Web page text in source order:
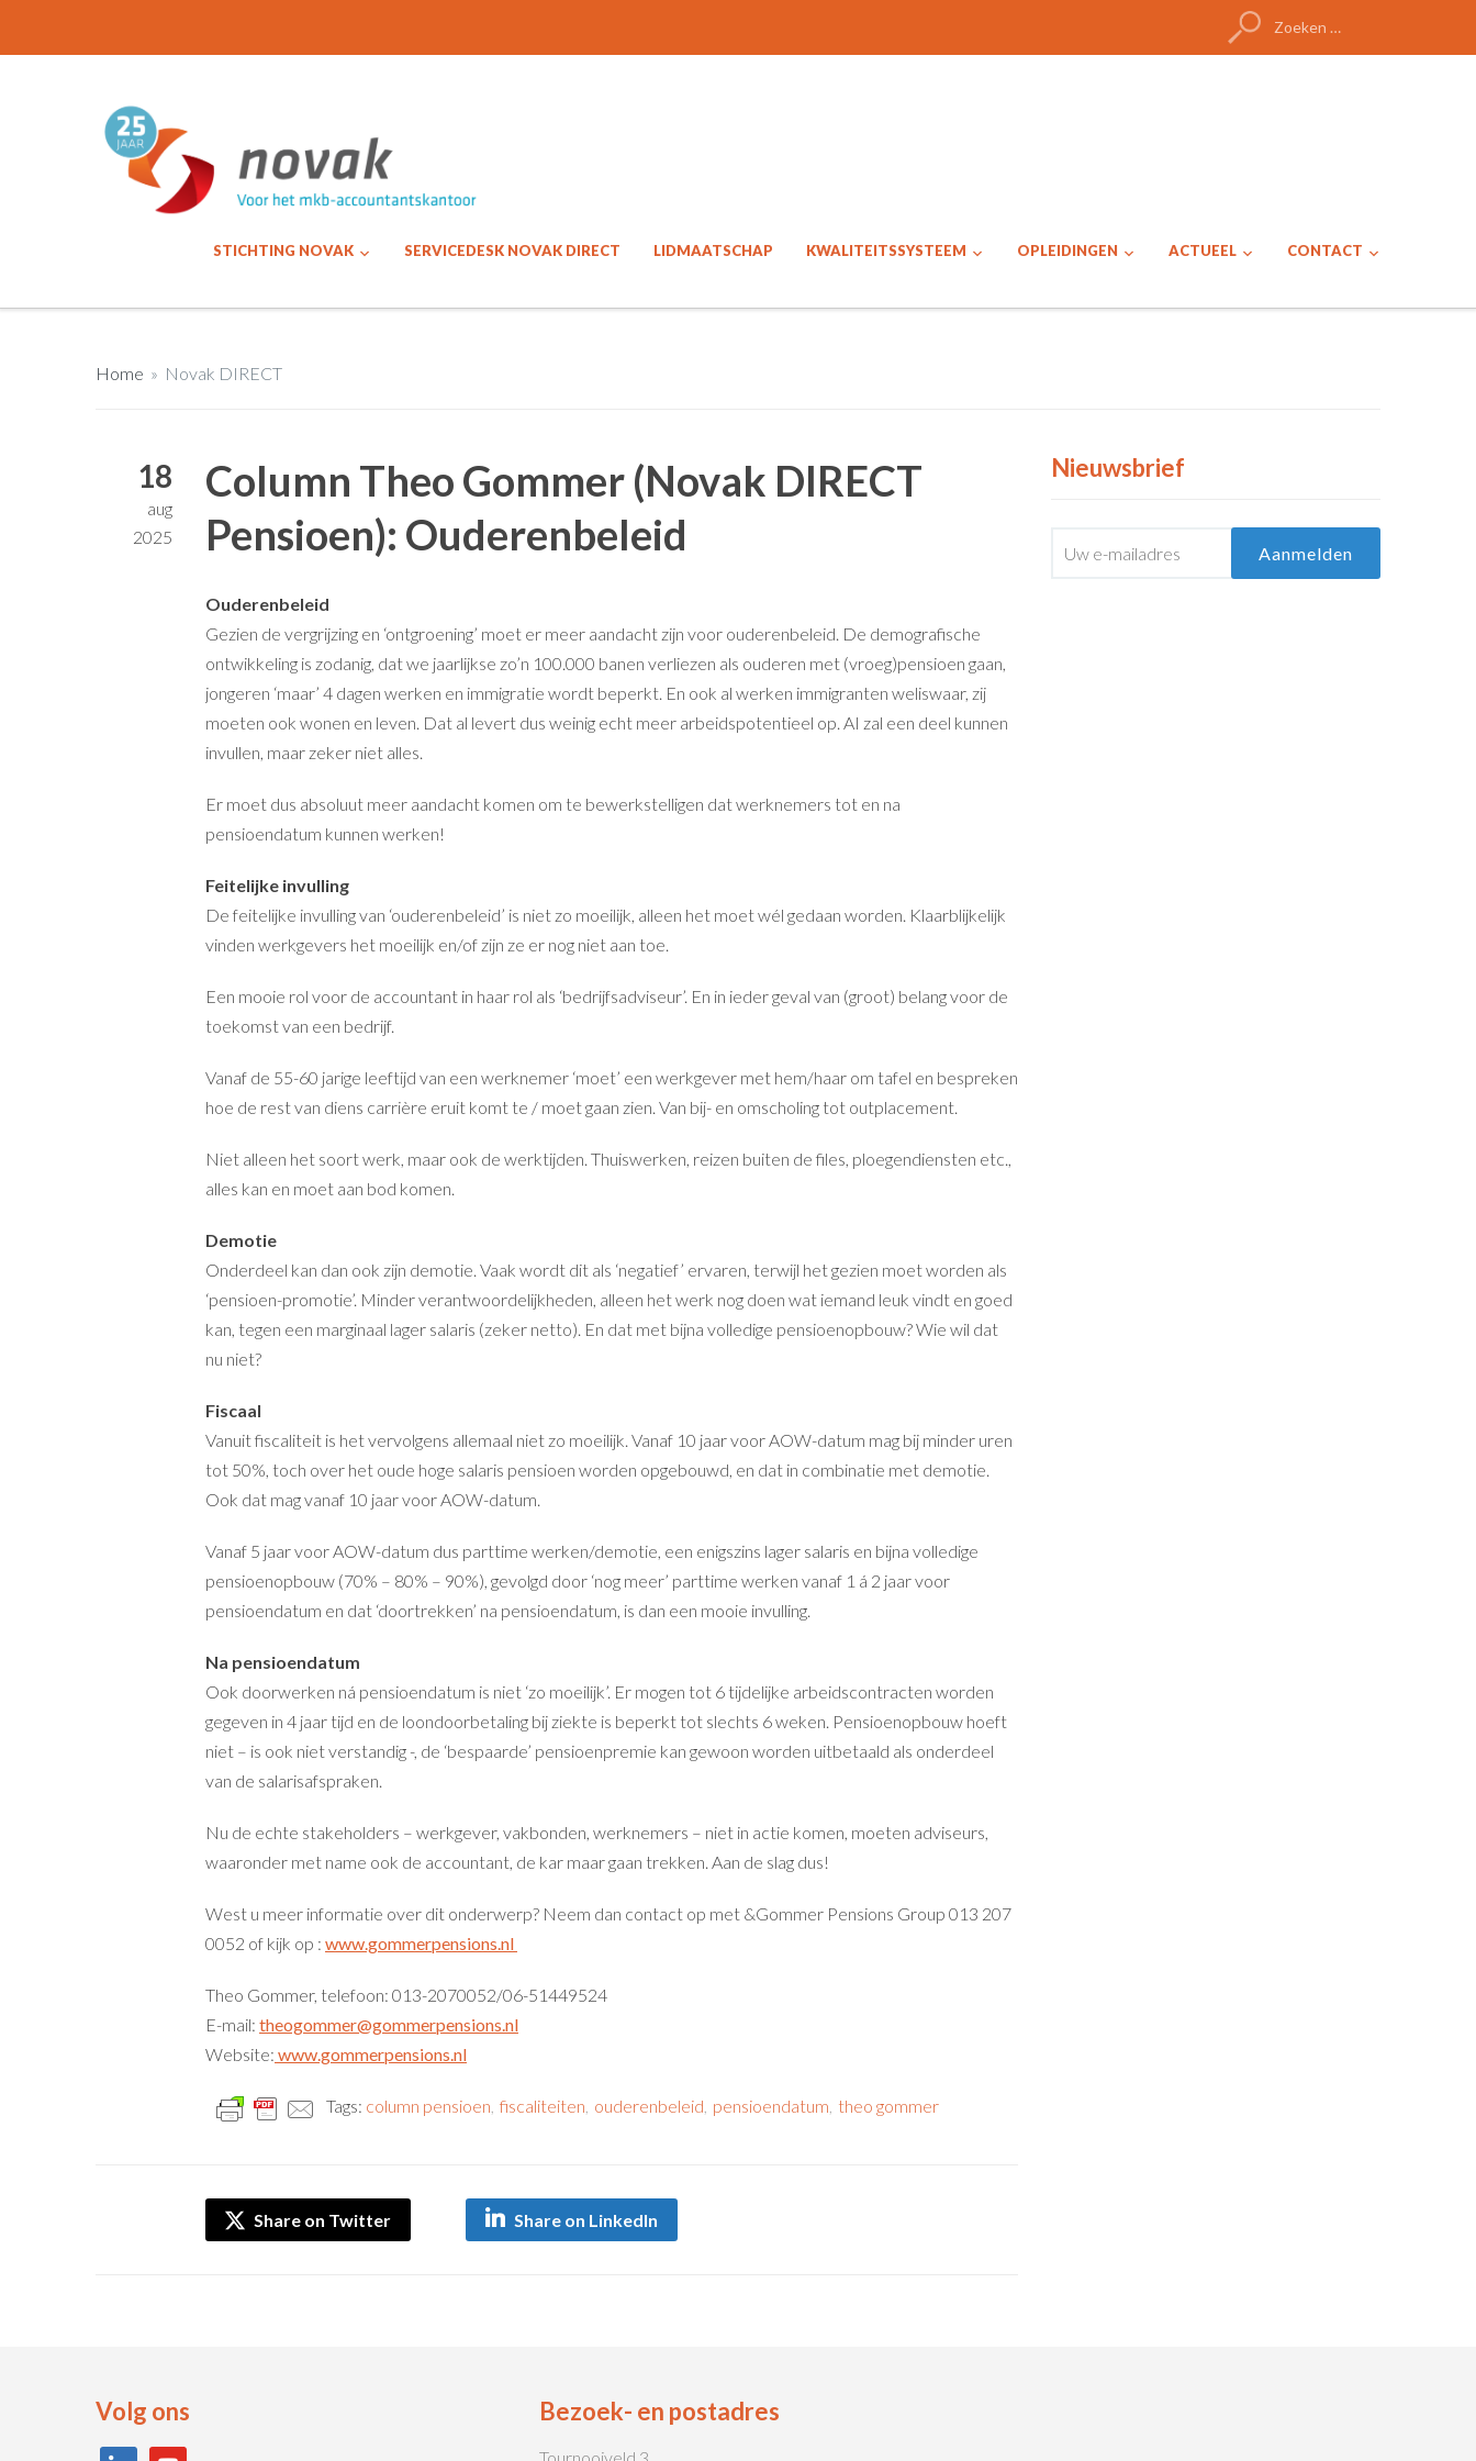
Zoeken
naar:
STICHTING NOVAK SERVICEDESK NOVAK DIRECT LIDMAATSCHAP KWALITEITSSYSTEEM OPLEIDINGEN ACTUEEL CONTACT
Home » Novak DIRECT
18
aug
2025
Column Theo Gommer (Novak DIRECT
Pensioen): Ouderenbeleid
Ouderenbeleid
Gezien de vergrijzing en ‘ontgroening’ moet er meer aandacht zijn voor ouderenbeleid. De demografische
ontwikkeling is zodanig, dat we jaarlijkse zo’n 100.000 banen verliezen als ouderen met (vroeg)pensioen gaan,
jongeren ‘maar’ 4 dagen werken en immigratie wordt beperkt. En ook al werken immigranten weliswaar, zij
moeten ook wonen en leven. Dat al levert dus weinig echt meer arbeidspotentieel op. AI zal een deel kunnen
invullen, maar zeker niet alles.
Er moet dus absoluut meer aandacht komen om te bewerkstelligen dat werknemers tot en na
pensioendatum kunnen werken!
Feitelijke invulling
De feitelijke invulling van ‘ouderenbeleid’ is niet zo moeilijk, alleen het moet wél gedaan worden. Klaarblijkelijk
vinden werkgevers het moeilijk en/of zijn ze er nog niet aan toe.
Een mooie rol voor de accountant in haar rol als ‘bedrijfsadviseur’. En in ieder geval van (groot) belang voor de
toekomst van een bedrijf.
Vanaf de 55-60 jarige leeftijd van een werknemer ‘moet’ een werkgever met hem/haar om tafel en bespreken
hoe de rest van diens carrière eruit komt te / moet gaan zien. Van bij- en omscholing tot outplacement.
Niet alleen het soort werk, maar ook de werktijden. Thuiswerken, reizen buiten de files, ploegendiensten etc.,
alles kan en moet aan bod komen.
Demotie
Onderdeel kan dan ook zijn demotie. Vaak wordt dit als ‘negatief’ ervaren, terwijl het gezien moet worden als
‘pensioen-promotie’. Minder verantwoordelijkheden, alleen het werk nog doen wat iemand leuk vindt en goed
kan, tegen een marginaal lager salaris (zeker netto). En dat met bijna volledige pensioenopbouw? Wie wil dat
nu niet?
Fiscaal
Vanuit fiscaliteit is het vervolgens allemaal niet zo moeilijk. Vanaf 10 jaar voor AOW-datum mag bij minder uren
tot 50%, toch over het oude hoge salaris pensioen worden opgebouwd, en dat in combinatie met demotie.
Ook dat mag vanaf 10 jaar voor AOW-datum.
Vanaf 5 jaar voor AOW-datum dus parttime werken/demotie, een enigszins lager salaris en bijna volledige
pensioenopbouw (70% – 80% – 90%), gevolgd door ‘nog meer’ parttime werken vanaf 1 á 2 jaar voor
pensioendatum en dat ‘doortrekken’ na pensioendatum, is dan een mooie invulling.
Na pensioendatum
Ook doorwerken ná pensioendatum is niet ‘zo moeilijk’. Er mogen tot 6 tijdelijke arbeidscontracten worden
gegeven in 4 jaar tijd en de loondoorbetaling bij ziekte is beperkt tot slechts 6 weken. Pensioenopbouw hoeft
niet – is ook niet verstandig -, de ‘bespaarde’ pensioenpremie kan gewoon worden uitbetaald als onderdeel
van de salarisafspraken.
Nu de echte stakeholders – werkgever, vakbonden, werknemers – niet in actie komen, moeten adviseurs,
waaronder met name ook de accountant, de kar maar gaan trekken. Aan de slag dus!
West u meer informatie over dit onderwerp? Neem dan contact op met &Gommer Pensions Group 013 207
0052 of kijk op : www.gommerpensions.nl
Theo Gommer, telefoon: 013-2070052/06-51449524
E-mail: theogommer@gommerpensions.nl
Website: www.gommerpensions.nl
Tags: column pensioen fiscaliteiten ouderenbeleid pensioendatum theo gommer
Share on Twitter Share on LinkedIn
Nieuwsbrief
Volg ons Bezoek- en postadres